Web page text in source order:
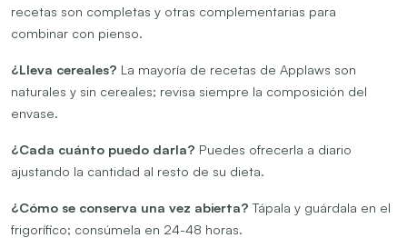
recetas son completas y otras complementarias para
combinar con pienso.
¿Lleva cereales? La mayoría de recetas de Applaws son
naturales y sin cereales; revisa siempre la composición del
envase.
¿Cada cuánto puedo darla? Puedes ofrecerla a diario
ajustando la cantidad al resto de su dieta.
¿Cómo se conserva una vez abierta? Tápala y guárdala en el
frigorífico; consúmela en 24-48 horas.